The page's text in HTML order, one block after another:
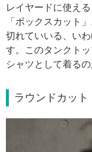
レイヤードに使え
「ボックスカット
切れていいる、い
す。このタンクト
シャツとして着るの
ラウンドカット